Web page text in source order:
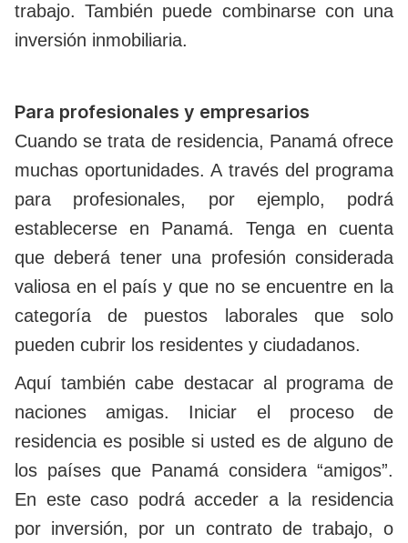
trabajo. También puede combinarse con una
inversión inmobiliaria.
Para profesionales y empresarios
Cuando se trata de residencia, Panamá ofrece
muchas oportunidades. A través del programa
para profesionales, por ejemplo, podrá
establecerse en Panamá. Tenga en cuenta
que deberá tener una profesión considerada
valiosa en el país y que no se encuentre en la
categoría de puestos laborales que solo
pueden cubrir los residentes y ciudadanos.
Aquí también cabe destacar al programa de
naciones amigas. Iniciar el proceso de
residencia es posible si usted es de alguno de
los países que Panamá considera “amigos”.
En este caso podrá acceder a la residencia
por inversión, por un contrato de trabajo, o